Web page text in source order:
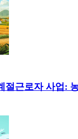
절근로자 사업: